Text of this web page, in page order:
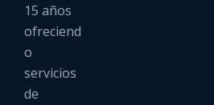
15 años
ofreciend
o
servicios
de